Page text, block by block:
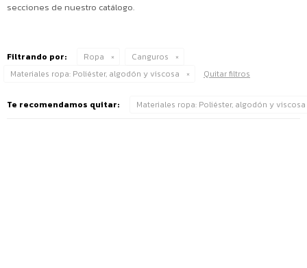
secciones de nuestro catálogo.
Filtrando por: Ropa
Canguros
Materiales ropa: Poliéster, algodón y viscosa Quitar filtros
Te recomendamos quitar: Materiales ropa: Poliéster, algodón y viscosa